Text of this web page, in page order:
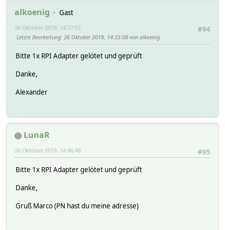
alkoenig
Gast
#94
26 Oktober 2019, 14:27:57
Letzte Bearbeitung: 26 Oktober 2019, 14:33:08 von alkoenig
Bitte 1x RPI Adapter gelötet und geprüft
Danke,
Alexander
LunaR
#95
26 Oktober 2019, 14:46:48
Bitte 1x RPI Adapter gelötet und geprüft
Danke,
Gruß Marco (PN hast du meine adresse)